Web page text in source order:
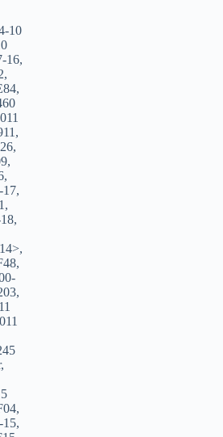
10
16,
,
,
,
,
,
,
17,
,
,
14>,
,
,
,
,
15,